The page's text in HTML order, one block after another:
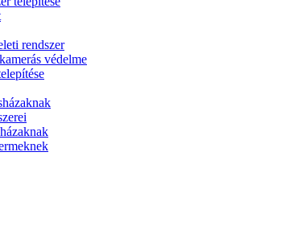
rendszer
védelme